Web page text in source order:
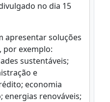
no dia 15
apresentar soluções
por exemplo:
sustentáveis;
e
economia
energias renováveis;